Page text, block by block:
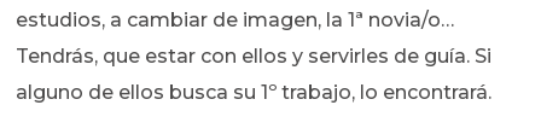
estudios, a cambiar de imagen, la 1ª novia/o…
Tendrás, que estar con ellos y servirles de guía. Si
alguno de ellos busca su 1º trabajo, lo encontrará.